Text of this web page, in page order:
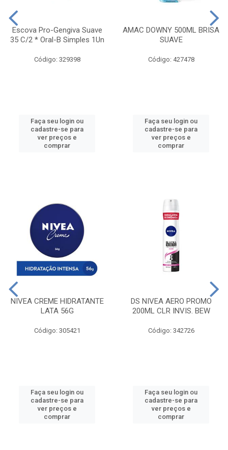
Escova Pro-Gengiva Suave
35 C/2 * Oral-B Simples 1Un
Código: 329398
Faça seu login ou
cadastre-se para
ver preços e
comprar
AMAC DOWNY 500ML BRISA
SUAVE
Código: 427478
Faça seu login ou
cadastre-se para
ver preços e
comprar
NIVEA CREME HIDRATANTE
LATA 56G
Código: 305421
Faça seu login ou
cadastre-se para
ver preços e
comprar
DS NIVEA AERO PROMO
200ML CLR INVIS. BEW
Código: 342726
Faça seu login ou
cadastre-se para
ver preços e
comprar